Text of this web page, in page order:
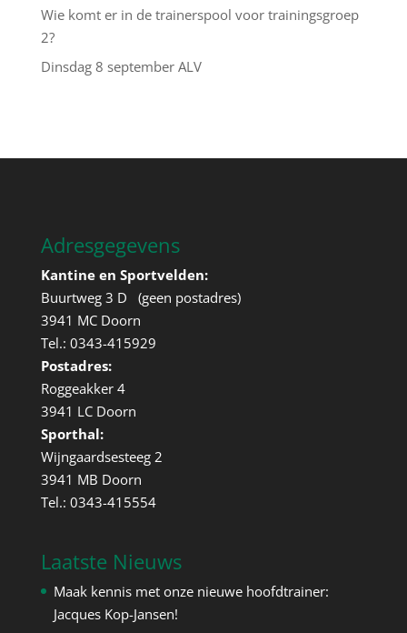
Wie komt er in de trainerspool voor trainingsgroep
2?
Dinsdag 8 september ALV
Adresgegevens
Kantine en Sportvelden:
Buurtweg 3 D (geen postadres)
3941 MC Doorn
Tel.: 0343-415929
Postadres:
Roggeakker 4
3941 LC Doorn
Sporthal:
Wijngaardsesteeg 2
3941 MB Doorn
Tel.: 0343-415554
Laatste Nieuws
Maak kennis met onze nieuwe hoofdtrainer:
Jacques Kop-Jansen!